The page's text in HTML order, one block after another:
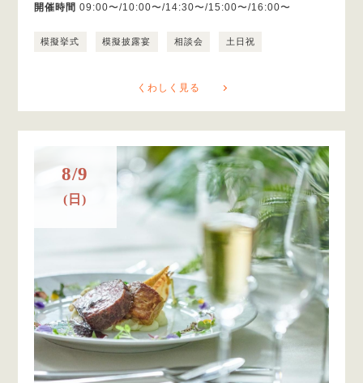
開催時間 09:00〜/10:00〜/14:30〜/15:00〜/16:00〜
模擬挙式 模擬披露宴 相談会 土日祝
くわしく見る
8/9
(日)